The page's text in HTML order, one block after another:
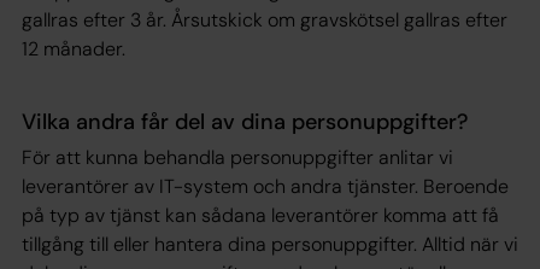
gallras efter 3 år. Årsutskick om gravskötsel gallras efter
12 månader.
Vilka andra får del av dina personuppgifter?
För att kunna behandla personuppgifter anlitar vi
leverantörer av IT-system och andra tjänster. Beroende
på typ av tjänst kan sådana leverantörer komma att få
tillgång till eller hantera dina personuppgifter. Alltid när vi